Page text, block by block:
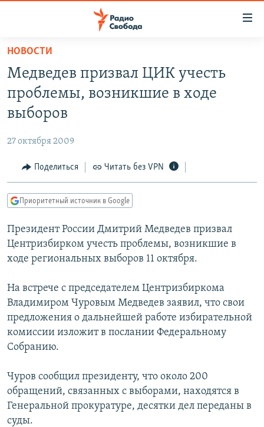
упрощенного
доступа
Вернуться
основному
Вернутся
Вернутся
поиску
ПОДКАСТЫ
АВТОРСКИЕ ПРОЕКТЫ
МНЕНИЯ
КУЛЬТУРА
КАВКАЗ.РЕАЛИИ
СЕВЕР.РЕАЛИИ
СИБИРЬ.РЕАЛИИ
ПОДПИШИТЕСЬ НА РАССЫЛКУ
Все сайты РСЕ/РС
НОВОСТИ
Медведев призвал ЦИК учесть
проблемы, возникшие в ходе
выборов
27 октября 2009
Поделиться Читать без VPN
Приоритетный источник в Google
Президент России Дмитрий Медведев призвал
Центризбирком учесть проблемы, возникшие в
ходе региональных выборов 11 октября.
На встрече с председателем Центризбиркома
Владимиром Чуровым Медведев заявил, что свои
предложения о дальнейшей работе избирательной
комиссии изложит в послании Федеральному
Собранию.
Чуров сообщил президенту, что около 200
обращений, связанных с выборами, находятся в
Генеральной прокуратуре, десятки дел переданы в
суды.